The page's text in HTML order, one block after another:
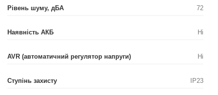
Рівень шуму, дБА 72
Наявність АКБ Ні
AVR (автоматичний регулятор напруги) Ні
Ступінь захисту IP23